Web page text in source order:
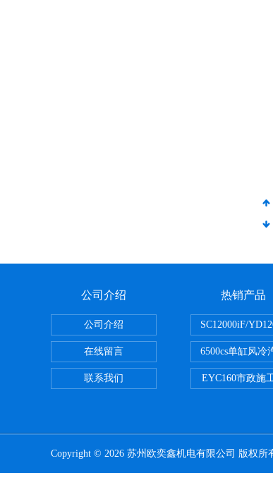
公司介绍
公司介绍
在线留言
联系我们
热销产品
SC12000iF/
6500cs单缸风冷
EYC160市政施
Copyright © 2026 苏州欧奕鑫机电有限公司 版权所